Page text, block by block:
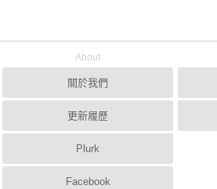
About
關於我們
更新履歷
Plurk
Facebook